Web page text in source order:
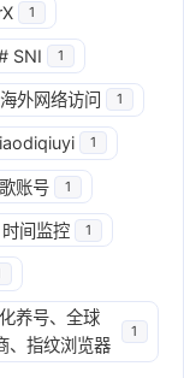
1
SNI 1
海外网络访问 1
1
账号 1
时间监控 1
养号、全球
、指纹浏览器
1